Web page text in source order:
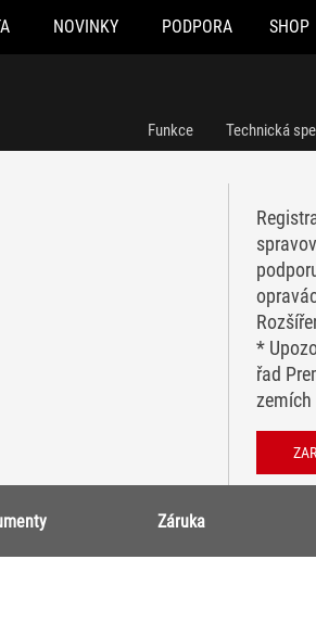
NOVINKY PODPORA SHOP
Funkce Technická
*
řad
zemích
Záruka